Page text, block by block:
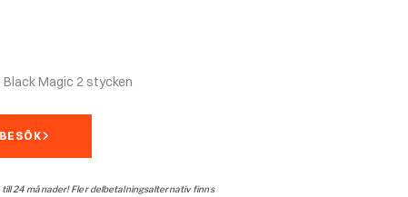
Magic 2 stycken
24 månader! Fler delbetalningsalternativ finns